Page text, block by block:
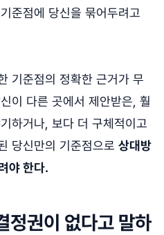
준점에 당신을 묶어두려고
기준점의 정확한 근거가 무
이 다른 곳에서 제안받은, 훨
하거나, 보다 더 구체적이고
당신만의 기준점으로 상대방
야 한다.
정권이 없다고 말하